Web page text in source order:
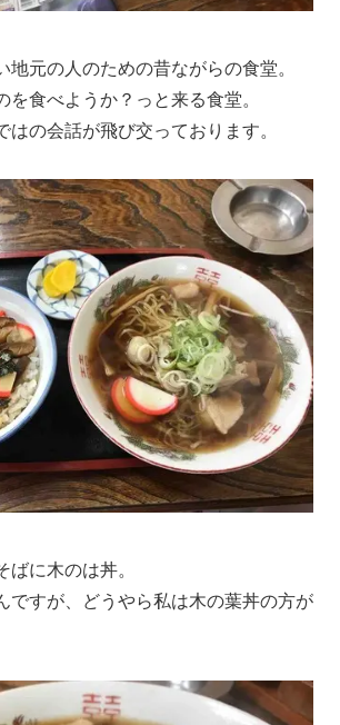
地元の人のための昔ながらの食堂。
を食べようか？っと来る食堂。
はの会話が飛び交っております。
ばに木のは丼。
ですが、どうやら私は木の葉丼の方が